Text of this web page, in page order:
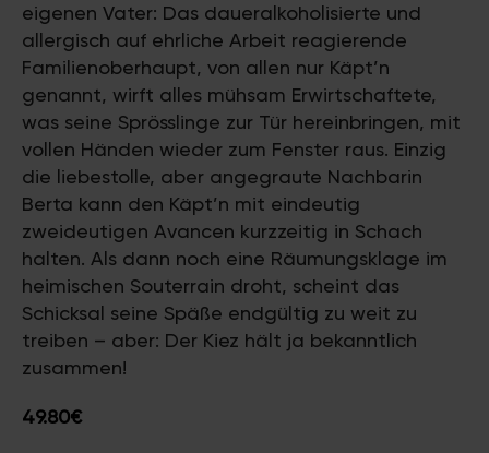
eigenen Vater: Das daueralkoholisierte und
allergisch auf ehrliche Arbeit reagierende
Familienoberhaupt, von allen nur Käpt’n
genannt, wirft alles mühsam Erwirtschaftete,
was seine Sprösslinge zur Tür hereinbringen, mit
vollen Händen wieder zum Fenster raus. Einzig
die liebestolle, aber angegraute Nachbarin
Berta kann den Käpt’n mit eindeutig
zweideutigen Avancen kurzzeitig in Schach
halten. Als dann noch eine Räumungsklage im
heimischen Souterrain droht, scheint das
Schicksal seine Späße endgültig zu weit zu
treiben – aber: Der Kiez hält ja bekanntlich
zusammen!
49.80€